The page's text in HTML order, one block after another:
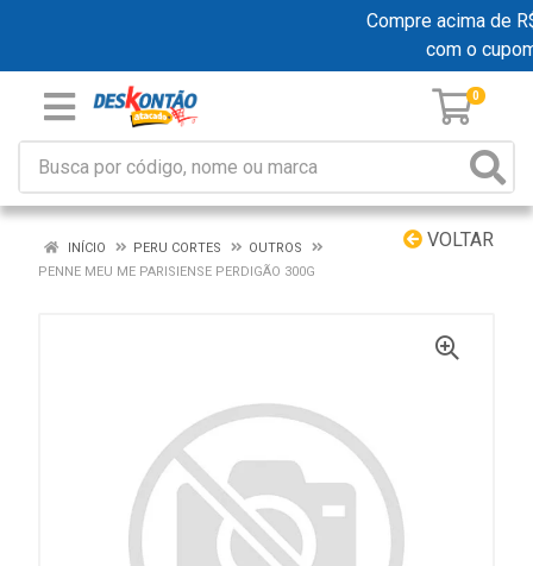
Compre acima de
com o
0
VOLTAR
INÍCIO PERU CORTES
OUTROS
PENNE MEU ME PARISIENSE PERDIGÃO 300G